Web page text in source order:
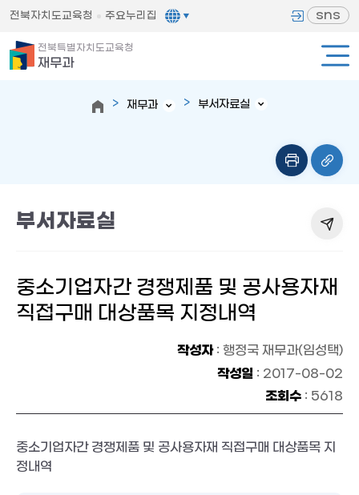
전북자치도교육청 주요누리집 sns
전북특별자치도교육청
재무과
재무과 부서자료실
부서자료실
중소기업자간 경쟁제품 및 공사용자재
직접구매 대상품목 지정내역
작성자: 행정국 재무과(임성택)
작성일 : 2017-08-02
조회수 : 5618
중소기업자간 경쟁제품 및 공사용자재 직접구매 대상품목 지
정내역